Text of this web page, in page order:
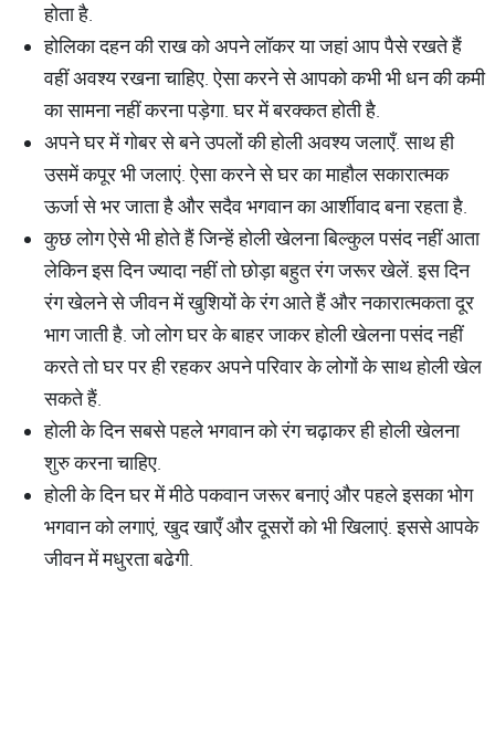
होता है.
होलिका दहन की राख को अपने लॉकर या जहां आप पैसे रखते हैं
वहीं अवश्य रखना चाहिए. ऐसा करने से आपको कभी भी धन की कमी
का सामना नहीं करना पड़ेगा. घर में बरक्कत होती है.
अपने घर में गोबर से बने उपलों की होली अवश्य जलाएँ. साथ ही
उसमें कपूर भी जलाएं. ऐसा करने से घर का माहौल सकारात्मक
ऊर्जा से भर जाता है और सदैव भगवान का आर्शीवाद बना रहता है.
कुछ लोग ऐसे भी होते हैं जिन्हें होली खेलना बिल्कुल पसंद नहीं आता
लेकिन इस दिन ज्यादा नहीं तो छोड़ा बहुत रंग जरूर खेलें. इस दिन
रंग खेलने से जीवन में खुशियों के रंग आते हैं और नकारात्मकता दूर
भाग जाती है. जो लोग घर के बाहर जाकर होली खेलना पसंद नहीं
करते तो घर पर ही रहकर अपने परिवार के लोगों के साथ होली खेल
सकते हैं.
होली के दिन सबसे पहले भगवान को रंग चढ़ाकर ही होली खेलना
शुरु करना चाहिए.
होली के दिन घर में मीठे पकवान जरूर बनाएं और पहले इसका भोग
भगवान को लगाएं, खुद खाएँ और दूसरों को भी खिलाएं. इससे आपके
जीवन में मधुरता बढेगी.